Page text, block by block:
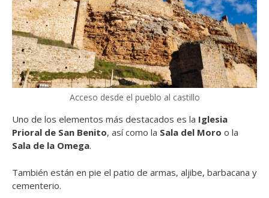
Acceso desde el pueblo al castillo
Uno de los elementos más destacados es la Iglesia
Prioral de San Benito, así como la Sala del Moro o la
Sala de la Omega.
También están en pie el patio de armas, aljibe, barbacana y
cementerio.